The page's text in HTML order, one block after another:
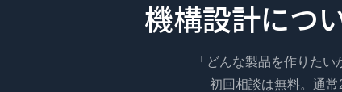
機構設計につ
「どんな製品を作りたい
初回相談は無料。通常